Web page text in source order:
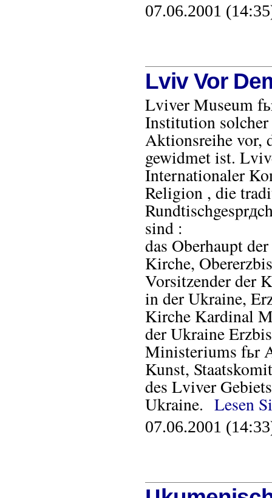
07.06.2001
Lviv Vor
Lviver Museum
Institution
Aktionsreihe vor,
gewidmet ist.
Internationaler
Religion , die
sind :
das Oberhaupt
Kirche,
Vorsitzender der
in der Ukraine,
Kirche Kardinal
der Ukraine
Ministeriums fьr
Kunst,
des Lviver
Ukraine. Lesen
07.06.2001